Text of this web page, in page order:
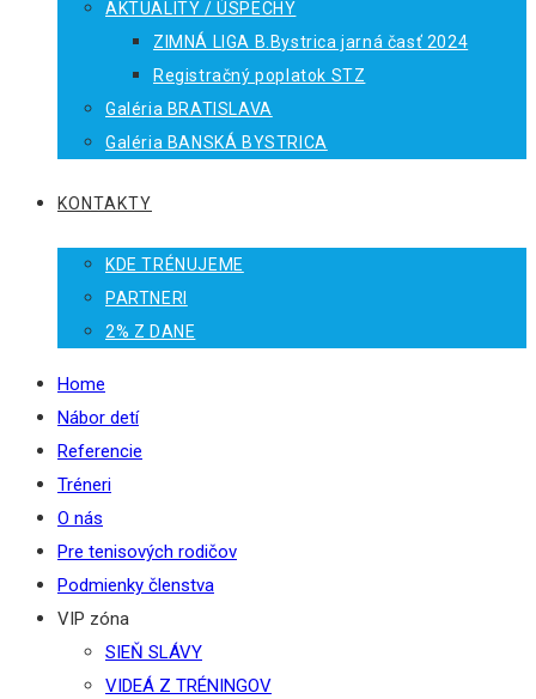
AKTUALITY / ÚSPECHY
ZIMNÁ LIGA B.Bystrica jarná časť 2024
Registračný poplatok STZ
Galéria BRATISLAVA
Galéria BANSKÁ BYSTRICA
KONTAKTY
KDE TRÉNUJEME
PARTNERI
2% Z DANE
Home
Nábor detí
Referencie
Tréneri
O nás
Pre tenisových rodičov
Podmienky členstva
VIP zóna
SIEŇ SLÁVY
VIDEÁ Z TRÉNINGOV